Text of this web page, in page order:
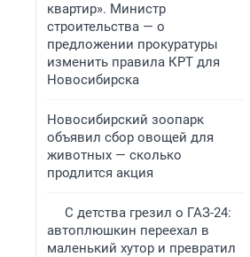
квартир». Министр
строительства — о
предложении прокуратуры
изменить правила КРТ для
Новосибирска
Новосибирский зоопарк
объявил сбор овощей для
животных — сколько
продлится акция
С детства грезил о ГАЗ-24:
автоплюшкин переехал в
маленький хутор и превратил